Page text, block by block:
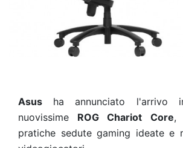
Asus ha annunciato l'arrivo
nuovissime ROG Chariot Core,
pratiche sedute gaming ideate e